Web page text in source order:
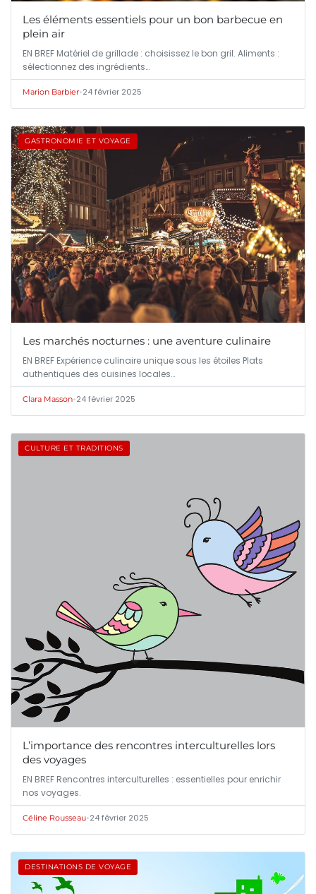
Les éléments essentiels pour un bon barbecue en
plein air
EN BREF Matériel de grillade : choisissez le bon gril. Aliments :
sélectionnez des ingrédients…
Marion Barbier•24 février 2025
GASTRONOMIE ET VOYAGE
Les marchés nocturnes : une aventure culinaire
EN BREF Expérience culinaire unique sous les étoiles Plats
authentiques des cuisines locales…
Clara Masson•24 février 2025
CULTURE ET TRADITIONS
L’importance des rencontres interculturelles lors
des voyages
EN BREF Rencontres interculturelles : essentielles pour enrichir
nos voyages.
Céline Rousseau•24 février 2025
DESTINATIONS DE VOYAGE